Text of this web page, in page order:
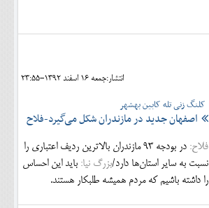
انتشار:جمعه 16 اسفند 1392-23:55
کلنگ زنی تله کابین بهشهر
اصفهان جدید در مازندران شکل می‌گیرد-فلاح
فلاح:
در بودجه 93 مازندران بالاترین ردیف اعتباری را
نسبت به سایر استان‌ها دارد/بزرگ نیا: باید این احساس
را داشته باشیم که مردم همیشه طلبکار هستند.